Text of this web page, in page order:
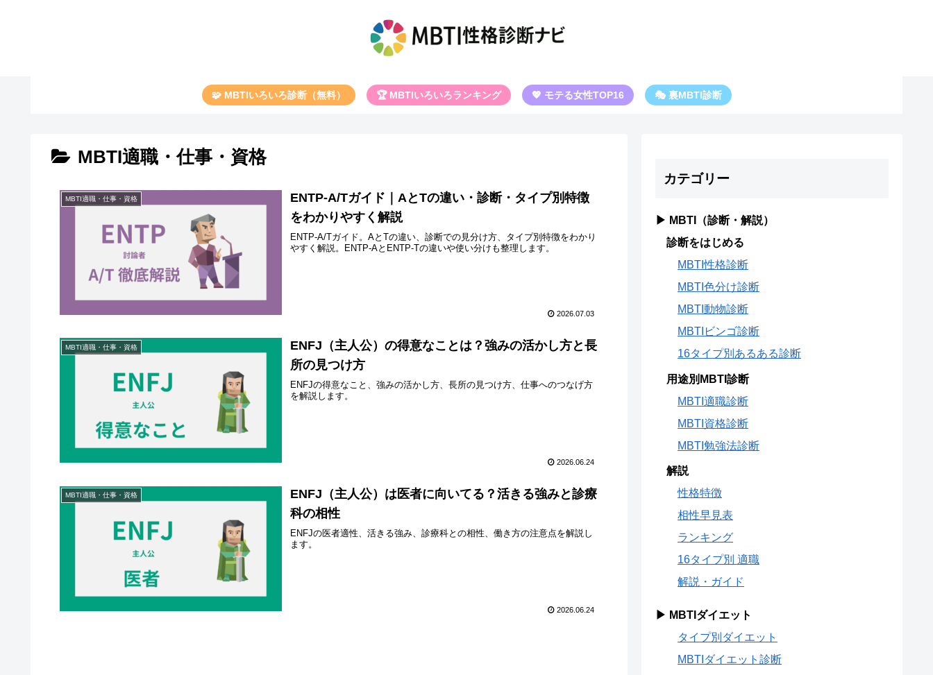
🧩 MBTIいろいろ診断（無料） 🏆 MBTIいろいろランキング 💖 モテる女性TOP16 🎭 裏MBTI診断
MBTI適職・仕事・資格
MBTI適職・仕事・資格
ENTP-A/Tガイド｜AとTの違い・診断・タイプ別特徴
をわかりやすく解説
ENTP-A/Tガイド。AとTの違い、診断での見分け方、タイプ別特徴をわかり
やすく解説。ENTP-AとENTP-Tの違いや使い分けも整理します。
2026.07.03
MBTI適職・仕事・資格
ENFJ（主人公）の得意なことは？強みの活かし方と長
所の見つけ方
ENFJの得意なこと、強みの活かし方、長所の見つけ方、仕事へのつなげ方
を解説します。
2026.06.24
MBTI適職・仕事・資格
ENFJ（主人公）は医者に向いてる？活きる強みと診療
科の相性
ENFJの医者適性、活きる強み、診療科との相性、働き方の注意点を解説し
ます。
2026.06.24
カテゴリー
▶ MBTI（診断・解説）
診断をはじめる
MBTI性格診断
MBTI色分け診断
MBTI動物診断
MBTIビンゴ診断
16タイプ別あるある診断
用途別MBTI診断
MBTI適職診断
MBTI資格診断
MBTI勉強法診断
解説
性格特徴
相性早見表
ランキング
16タイプ別 適職
解説・ガイド
▶ MBTIダイエット
タイプ別ダイエット
MBTIダイエット診断